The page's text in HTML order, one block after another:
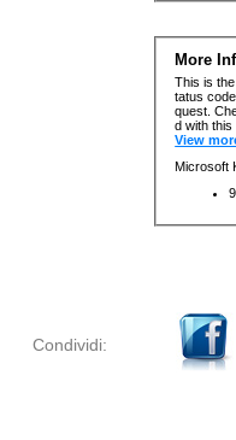
Condividi: